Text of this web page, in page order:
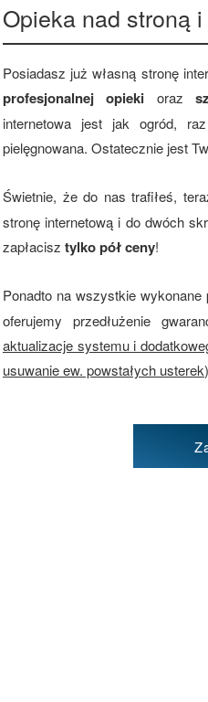
Opieka nad stroną
Posiadasz już własną stronę
profesjonalnej opieki oraz
internetowa jest jak ogród,
pielęgnowana. Ostatecznie jest
Świetnie, że do nas trafiłeś,
stronę internetową i do dwóch
zapłacisz tylko pół ceny!
Ponadto na wszystkie wykonane
oferujemy przedłużenie
aktualizacje systemu i
usuwanie ew. powstałych usterek)